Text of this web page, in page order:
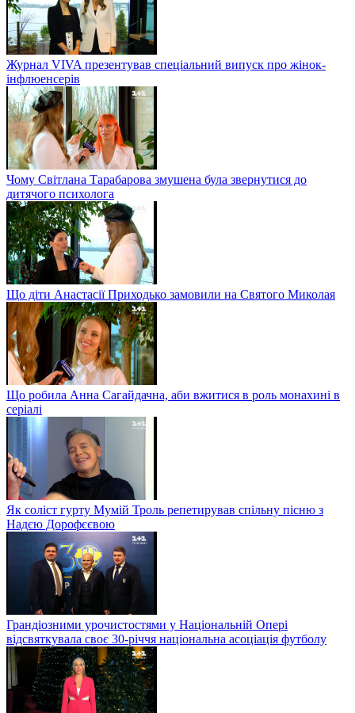
Журнал VIVA презентував спеціальний випуск про жінок-
інфлюенсерів
Чому Світлана Тарабарова змушена була звернутися до
дитячого психолога
Що діти Анастасії Приходько замовили на Святого Миколая
Що робила Анна Сагайдачна, аби вжитися в роль монахині в
серіалі
Як соліст гурту Мумій Троль репетирував спільну пісню з
Надєю Дорофєєвою
Грандіозними урочистостями у Національній Опері
відсвяткувала своє 30-річчя національна асоціація футболу